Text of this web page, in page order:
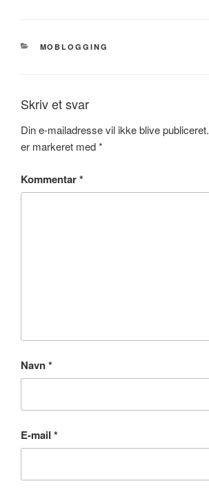
KATEGORIER
MOBLOGGING
Skriv et svar
Din e-mailadresse vil ikke blive publiceret.
er markeret med*
Kommentar*
Navn*
E-mail *